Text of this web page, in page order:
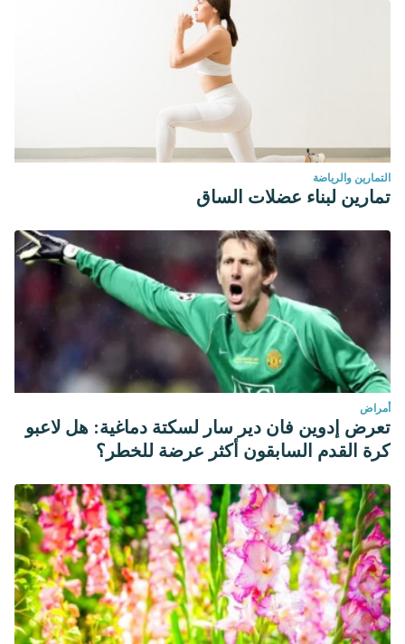
التمارين والرياضة
تمارين لبناء عضلات الساق
أمراض
تعرض إدوين فان دير سار لسكتة دماغية: هل لاعبو
كرة القدم السابقون أكثر عرضة للخطر؟